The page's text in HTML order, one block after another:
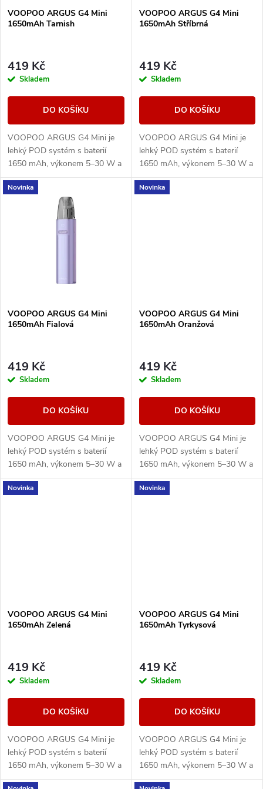
p
r
o
u
k
t
s
p
r
o
d
u
k
VOOPOO ARGUS G4 Mini
1650mAh Tarnish
419 Kč
Skladem
DO KOŠÍKU
VOOPOO ARGUS G4 Mini je
lehký POD systém s baterií
1650 mAh, výkonem 5–30 W a
Multi-Ohm cartridgí 0,7/1,0
ohm pro MTL i volnější RDL
VOOPOO ARGUS G4 Mini
1650mAh Stříbrná
419 Kč
Skladem
DO KOŠÍKU
VOOPOO ARGUS G4 Mini je
lehký POD systém s baterií
1650 mAh, výkonem 5–30 W a
Multi-Ohm cartridgí 0,7/1,0
ohm pro MTL i volnější RDL
Novinka
VOOPOO ARGUS G4 Mini
1650mAh Fialová
419 Kč
Skladem
DO KOŠÍKU
VOOPOO ARGUS G4 Mini je
lehký POD systém s baterií
1650 mAh, výkonem 5–30 W a
Multi-Ohm cartridgí 0,7/1,0
ohm pro MTL i volnější RDL
Novinka
VOOPOO ARGUS G4 Mini
1650mAh Oranžová
419 Kč
Skladem
DO KOŠÍKU
VOOPOO ARGUS G4 Mini je
lehký POD systém s baterií
1650 mAh, výkonem 5–30 W a
Multi-Ohm cartridgí 0,7/1,0
ohm pro MTL i volnější RDL
Novinka
VOOPOO ARGUS G4 Mini
1650mAh Zelená
419 Kč
Skladem
DO KOŠÍKU
VOOPOO ARGUS G4 Mini je
lehký POD systém s baterií
1650 mAh, výkonem 5–30 W a
Multi-Ohm cartridgí 0,7/1,0
Novinka
VOOPOO ARGUS G4 Mini
1650mAh Tyrkysová
419 Kč
Skladem
DO KOŠÍKU
VOOPOO ARGUS G4 Mini je
lehký POD systém s baterií
1650 mAh, výkonem 5–30 W a
Multi-Ohm cartridgí 0,7/1,0